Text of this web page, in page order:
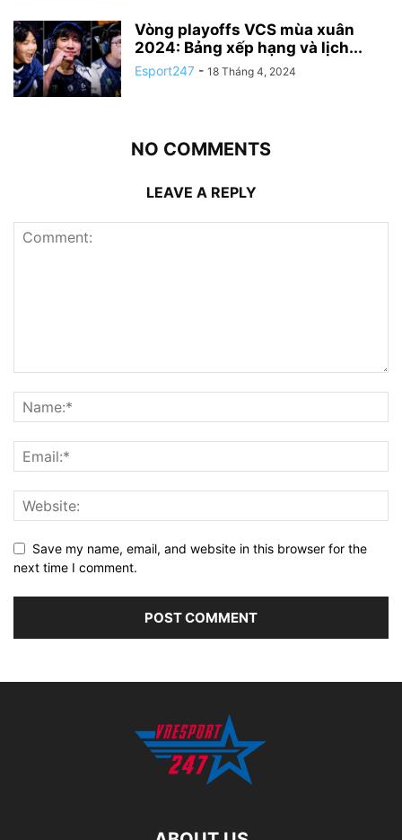
Vòng playoffs VCS mùa xuân
2024: Bảng xếp hạng và lịch...
Esport247 - 18 Tháng 4, 2024
NO COMMENTS
LEAVE A REPLY
Save my name, email, and website in this browser for the
next time I comment.